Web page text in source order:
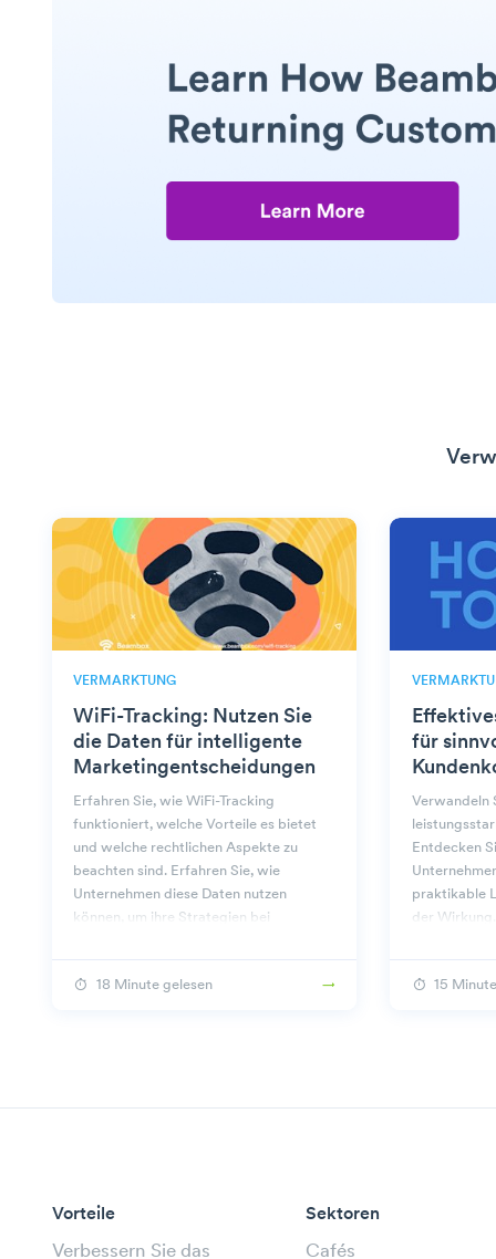
VERMARKTUNG
WiFi-Tracking: Nutzen Sie
die Daten für intelligente
Marketingentscheidungen
Erfahren Sie, wie WiFi-Tracking
funktioniert, welche Vorteile es bietet
und welche rechtlichen Aspekte zu
beachten sind. Erfahren Sie, wie
Unternehmen diese Daten nutzen
können, um ihre Strategien bei
18 Minute gelesen
für
Verwandeln
Entdecken
praktikable
der Wirkung.
15
Vorteile
Verbessern Sie das
Sektoren
Cafés